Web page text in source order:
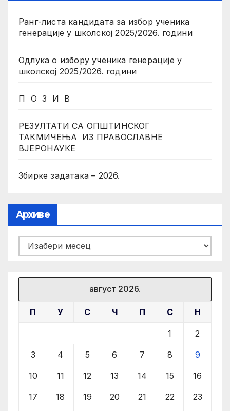
Ранг-листа кандидата за избор ученика
генерације у школској 2025/2026. години
Одлука о избору ученика генерације у
школској 2025/2026. години
П О З И В
РЕЗУЛТАТИ СА ОПШТИНСКОГ
ТАКМИЧЕЊА ИЗ ПРАВОСЛАВНЕ
ВЈЕРОНАУКЕ
Збирке задатака – 2026.
Архиве
Архиве
август 2026.
П У С Ч П С Н
1 2
3 4 5 6 7 8 9
10 11 12 13 14 15 16
17 18 19 20 21 22 23